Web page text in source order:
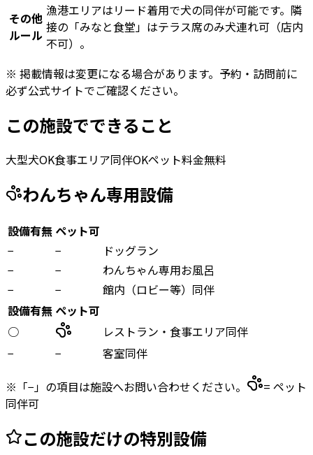
その他
ルール
漁港エリアはリード着用で犬の同伴が可能です。隣
接の「みなと食堂」はテラス席のみ犬連れ可（店内
不可）。
※ 掲載情報は変更になる場合があります。予約・訪問前に
必ず公式サイトでご確認ください。
この施設でできること
大型犬OK食事エリア同伴OKペット料金無料
わんちゃん専用設備
設備有無 ペット可
−
−
ドッグラン
−
−
わんちゃん専用お風呂
−
−
館内（ロビー等）同伴
設備有無 ペット可
○
レストラン・食事エリア同伴
−
−
客室同伴
※「−」の項目は施設へお問い合わせください。
= ペット
同伴可
この施設だけの特別設備